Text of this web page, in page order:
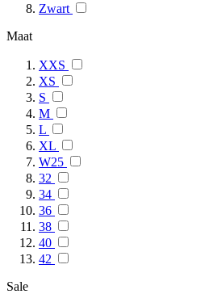
Zwart
Maat
XXS
XS
S
M
L
XL
W25
32
34
36
38
40
42
Sale